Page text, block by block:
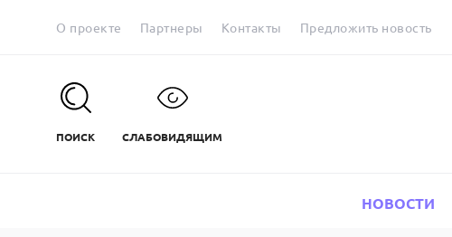
О проекте Партнеры Контакты Предложить новость
ПОИСК СЛАБОВИДЯЩИМ
НОВОСТИ